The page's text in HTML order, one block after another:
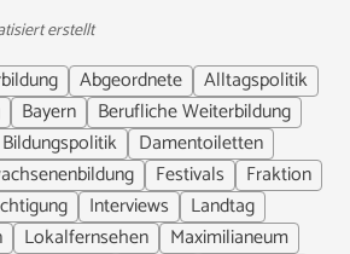
erstellt
Abgeordnete
Alltagspolitik
Bayern
Berufliche Weiterbildung
Bildungspolitik
Damentoiletten
Festivals
Fraktion
Interviews
Landtag
Lokalfernsehen
Maximilianeum